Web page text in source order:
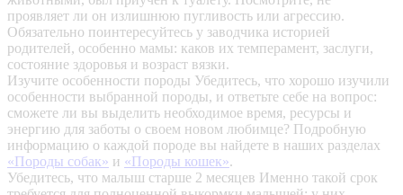
проявляет ли он излишнюю пугливость или агрессию.
Обязательно поинтересуйтесь у заводчика историей
родителей, особенно мамы: каков их темперамент, заслуги,
состояние здоровья и возраст вязки.
Изучите особенности породы Убедитесь, что хорошо изучили
особенности выбранной породы, и ответьте себе на вопрос:
сможете ли вы выделить необходимое время, ресурсы и
энергию для заботы о своем новом любимце? Подробную
информацию о каждой породе вы найдете в наших разделах
«Породы собак» и «Породы кошек».
Убедитесь, что малыш старше 2 месяцев Именно такой срок